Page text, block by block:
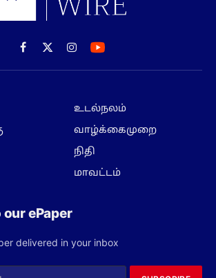
Facebook
X
(Twitter)
Instagram
உடல்நலம்
வாழ்க்கைமுறை
நிதி
மாவட்டம்
ePaper
delivered in your inbox